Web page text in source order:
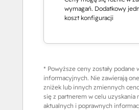
wymagań. Dodatkowy
koszt konfiguracji
* Powyższe ceny zostały podane
informacyjnych. Nie zawierają
zniżek lub innych zmiennych
się z partnerem w celu uzyskania
aktualnych i poprawnych